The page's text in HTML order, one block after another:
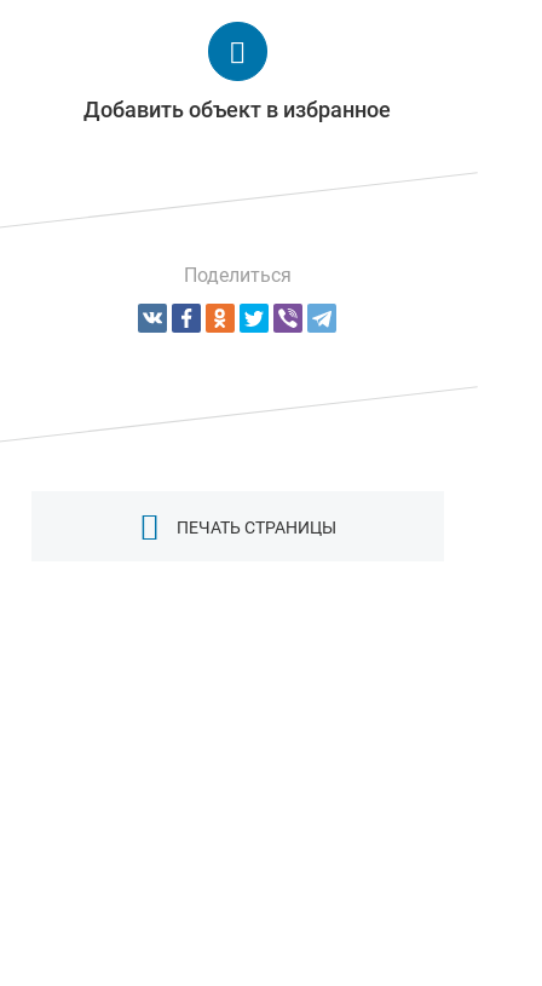
Добавить объект в избранное
Поделиться
ПЕЧАТЬ СТРАНИЦЫ